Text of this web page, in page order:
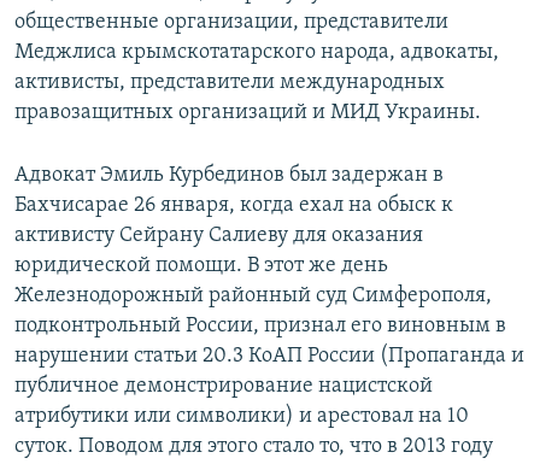
общественные организации, представители
Меджлиса крымскотатарского народа, адвокаты,
активисты, представители международных
правозащитных организаций и МИД Украины.
Адвокат Эмиль Курбединов был задержан в
Бахчисарае 26 января, когда ехал на обыск к
активисту Сейрану Салиеву для оказания
юридической помощи. В этот же день
Железнодорожный районный суд Симферополя,
подконтрольный России, признал его виновным в
нарушении статьи 20.3 КоАП России (Пропаганда и
публичное демонстрирование нацистской
атрибутики или символики) и арестовал на 10
суток. Поводом для этого стало то, что в 2013 году